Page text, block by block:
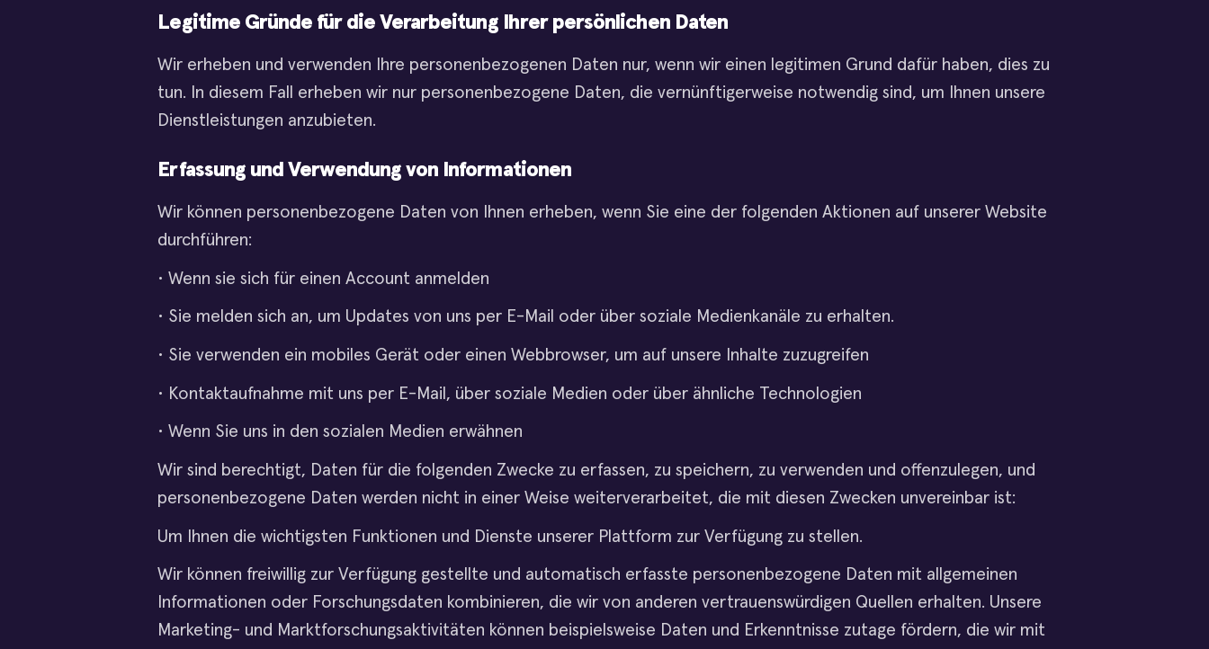
Legitime Gründe für die Verarbeitung Ihrer persönlichen Daten
Wir erheben und verwenden Ihre personenbezogenen Daten nur, wenn wir einen legitimen Grund dafür haben, dies zu
tun. In diesem Fall erheben wir nur personenbezogene Daten, die vernünftigerweise notwendig sind, um Ihnen unsere
Dienstleistungen anzubieten.
Erfassung und Verwendung von Informationen
Wir können personenbezogene Daten von Ihnen erheben, wenn Sie eine der folgenden Aktionen auf unserer Website
durchführen:
• Wenn sie sich für einen Account anmelden
• Sie melden sich an, um Updates von uns per E-Mail oder über soziale Medienkanäle zu erhalten.
• Sie verwenden ein mobiles Gerät oder einen Webbrowser, um auf unsere Inhalte zuzugreifen
• Kontaktaufnahme mit uns per E-Mail, über soziale Medien oder über ähnliche Technologien
• Wenn Sie uns in den sozialen Medien erwähnen
Wir sind berechtigt, Daten für die folgenden Zwecke zu erfassen, zu speichern, zu verwenden und offenzulegen, und
personenbezogene Daten werden nicht in einer Weise weiterverarbeitet, die mit diesen Zwecken unvereinbar ist:
Um Ihnen die wichtigsten Funktionen und Dienste unserer Plattform zur Verfügung zu stellen.
Wir können freiwillig zur Verfügung gestellte und automatisch erfasste personenbezogene Daten mit allgemeinen
Informationen oder Forschungsdaten kombinieren, die wir von anderen vertrauenswürdigen Quellen erhalten. Unsere
Marketing- und Marktforschungsaktivitäten können beispielsweise Daten und Erkenntnisse zutage fördern, die wir mit